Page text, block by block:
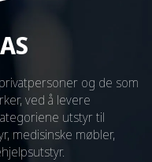
og de som
ved å levere
utstyr til
medisinske møbler,